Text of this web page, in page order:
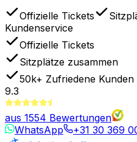
Offizielle Tickets
Kundenservice
Offizielle Tickets
Sitzplätze zusammen
50k+ Zufriedene Kunden
9.3
aus 1554 Bewertungen
WhatsApp
+31 30 369